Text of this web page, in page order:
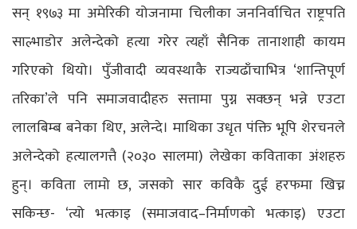
सन् १९७३ मा अमेरिकी योजनामा चिलीका जननिर्वाचित राष्ट्रपति
साल्भाडोर अलेन्देको हत्या गरेर त्यहाँ सैनिक तानाशाही कायम
गरिएको थियो। पुँजीवादी व्यवस्थाकै राज्यढाँचाभित्र ‘शान्तिपूर्ण
तरिका’ले पनि समाजवादीहरु सत्तामा पुग्न सक्छन् भन्ने एउटा
लालबिम्ब बनेका थिए, अलेन्दे। माथिका उधृत पंक्ति भूपि शेरचनले
अलेन्देको हत्यालगत्तै (२०३० सालमा) लेखेका कविताका अंशहरु
हुन्। कविता लामो छ, जसको सार कविकै दुई हरफमा खिच्न
सकिन्छ- ‘त्यो भत्काइ (समाजवाद–निर्माणको भत्काइ) एउटा